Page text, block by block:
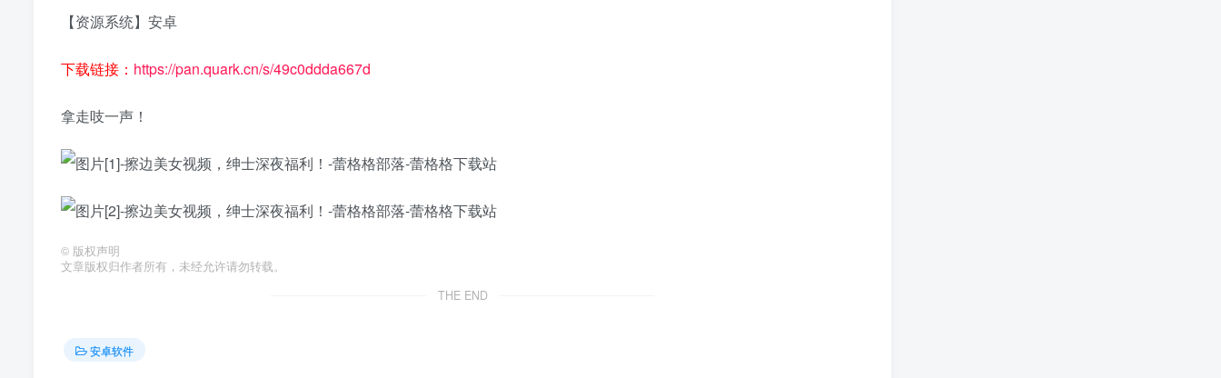
【资源系统】安卓
下载链接： https://pan.quark.cn/s/49c0ddda667d
拿走吱一声！
© 版权声明
文章版权归作者所有，未经允许请勿转载。
THE END
安卓软件